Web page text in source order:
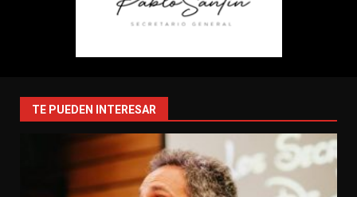
TE PUEDEN INTERESAR